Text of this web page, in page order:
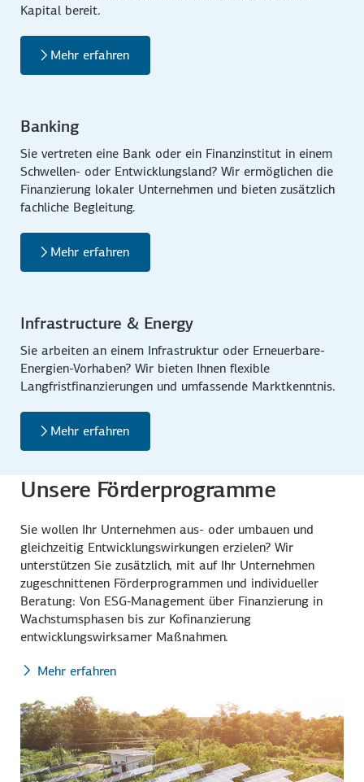
Kapital bereit.
Mehr erfahren
Banking
Sie vertreten eine Bank oder ein Finanzinstitut in einem
Schwellen- oder Entwicklungsland? Wir ermöglichen die
Finanzierung lokaler Unternehmen und bieten zusätzlich
fachliche Begleitung.
Mehr erfahren
Infrastructure & Energy
Sie arbeiten an einem Infrastruktur oder Erneuerbare-
Energien-Vorhaben? Wir bieten Ihnen flexible
Langfristfinanzierungen und umfassende Marktkenntnis.
Mehr erfahren
Unsere Förderprogramme
Sie wollen Ihr Unternehmen aus- oder umbauen und
gleichzeitig Entwicklungswirkungen erzielen? Wir
unterstützen Sie zusätzlich, mit auf Ihr Unternehmen
zugeschnittenen Förderprogrammen und individueller
Beratung: Von ESG‑Management über Finanzierung in
Wachstumsphasen bis zur Kofinanzierung
entwicklungswirksamer Maßnahmen.
Mehr erfahren